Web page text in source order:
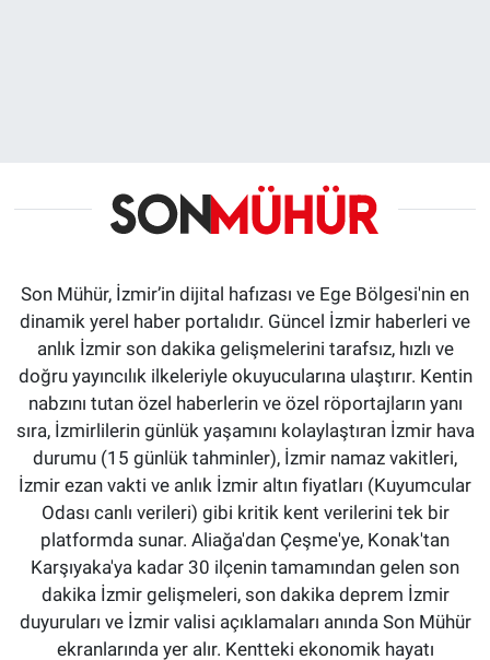
Son Mühür, İzmir’in dijital hafızası ve Ege Bölgesi'nin en
dinamik yerel haber portalıdır. Güncel İzmir haberleri ve
anlık İzmir son dakika gelişmelerini tarafsız, hızlı ve
doğru yayıncılık ilkeleriyle okuyucularına ulaştırır. Kentin
nabzını tutan özel haberlerin ve özel röportajların yanı
sıra, İzmirlilerin günlük yaşamını kolaylaştıran İzmir hava
durumu (15 günlük tahminler), İzmir namaz vakitleri,
İzmir ezan vakti ve anlık İzmir altın fiyatları (Kuyumcular
Odası canlı verileri) gibi kritik kent verilerini tek bir
platformda sunar. Aliağa'dan Çeşme'ye, Konak'tan
Karşıyaka'ya kadar 30 ilçenin tamamından gelen son
dakika İzmir gelişmeleri, son dakika deprem İzmir
duyuruları ve İzmir valisi açıklamaları anında Son Mühür
ekranlarında yer alır. Kentteki ekonomik hayatı